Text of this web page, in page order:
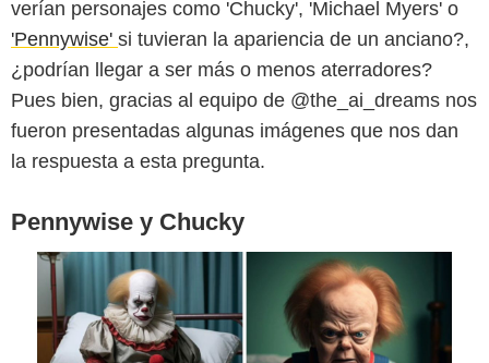
verían personajes como 'Chucky', 'Michael Myers' o
'Pennywise' si tuvieran la apariencia de un anciano?,
¿podrían llegar a ser más o menos aterradores?
Pues bien, gracias al equipo de @the_ai_dreams nos
fueron presentadas algunas imágenes que nos dan
la respuesta a esta pregunta.
Pennywise y Chucky